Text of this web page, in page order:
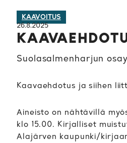
KAAVOITUS
26.8.2025
Suolasalmenharjun
Kaavaehdotus ja siihen
Aineisto on nähtävillä
klo 15.00. Kirjalliset
Alajärven kaupunki/